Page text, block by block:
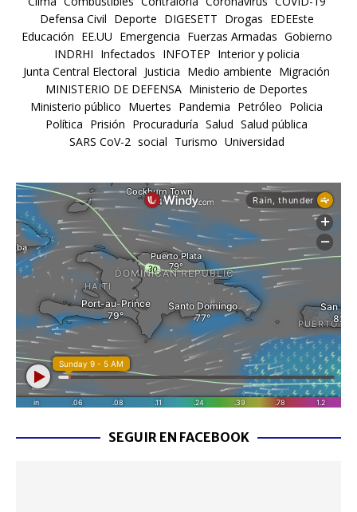
Defensa Civil Deporte DIGESETT Drogas EDEEste
Educación EE.UU Emergencia Fuerzas Armadas Gobierno
INDRHI Infectados INFOTEP Interior y policia
Junta Central Electoral Justicia Medio ambiente Migración
MINISTERIO DE DEFENSA Ministerio de Deportes
Ministerio público Muertes Pandemia Petróleo Policia
Política Prisión Procuraduría Salud Salud pública
SARS CoV-2 social Turismo Universidad
SEGUIR EN FACEBOOK